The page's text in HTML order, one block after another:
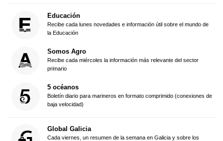
Educación
Recibe cada lunes novedades e información útil sobre el mundo de
la Educación
Somos Agro
Recibe cada miércoles la información más relevante del sector
primario
5 océanos
Boletín diario para marineros en formato comprimido (conexiones de
baja velocidad)
Global Galicia
Cada viernes, un resumen de la semana en Galicia y sobre los